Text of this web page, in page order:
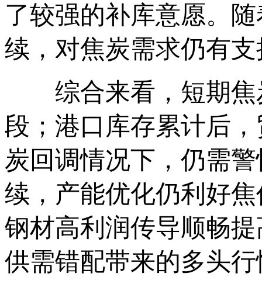
了较强的补库意愿。
续，对焦炭需求仍有
综合来看，短期焦
段；港口库存累计后
炭回调情况下，仍需
续，产能优化仍利好
钢材高利润传导顺畅
供需错配带来的多头